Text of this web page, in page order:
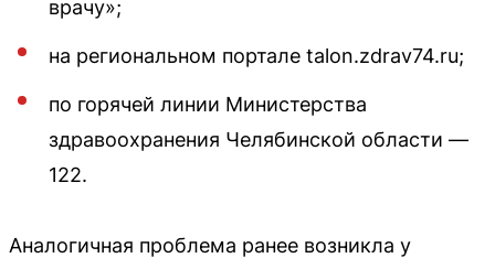
врачу»;
на региональном портале talon.zdrav74.ru;
по горячей линии Министерства
здравоохранения Челябинской области —
122.
Аналогичная проблема ранее возникла у